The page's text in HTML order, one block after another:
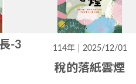
-3
114年 2025/12/01
稅的落紙雲煙